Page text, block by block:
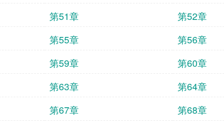
第51章
第52章
第55章
第56章
第59章
第60章
第63章
第64章
第67章
第68章